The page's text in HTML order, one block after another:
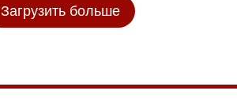
Загрузить больше